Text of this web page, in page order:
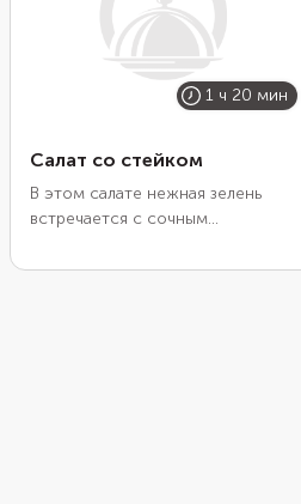
1 ч 20 мин
Салат со стейком
В этом салате нежная зелень
встречается с сочным
вы можете взять любой отруб.